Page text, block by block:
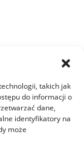
takich jak
do informacji o
dane,
identyfikatory na
może